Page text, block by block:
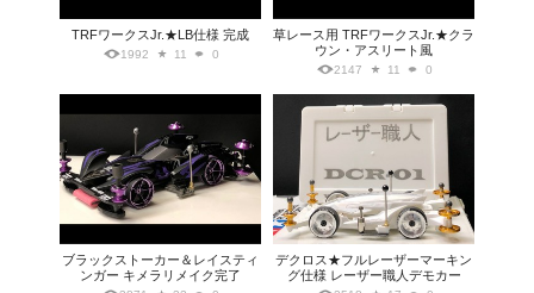
TRFワークスJr.★LB仕様 完成
1992 11 0
草レース用 TRFワークスJr.★クラ
ウン・アスリート風
2147 11 0
ブラックストーカー＆レイスティ
ンガー キメラリメイク完了
デクロス★フルレーザーマーキン
グ仕様 レーザー職人デモカー